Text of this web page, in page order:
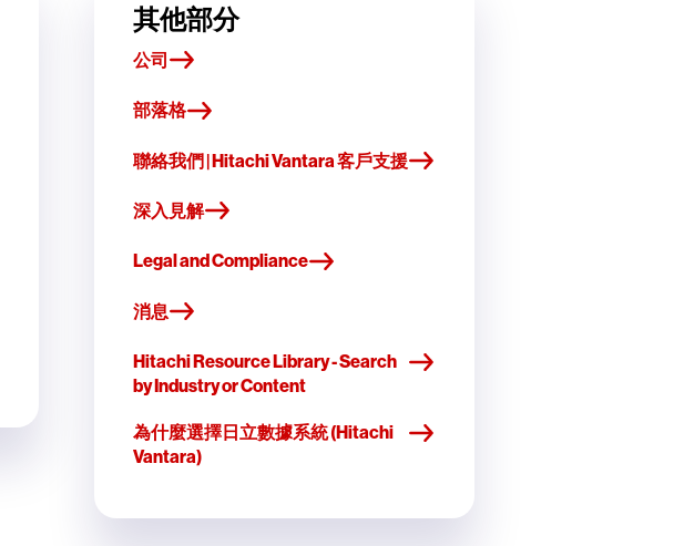
其他部分
公司
部落格
聯絡我們 | Hitachi Vantara 客戶支援
深入見解
Legal and Compliance
消息
Hitachi Resource Library - Search
by Industry or Content
為什麼選擇日立數據系統 (Hitachi
Vantara)